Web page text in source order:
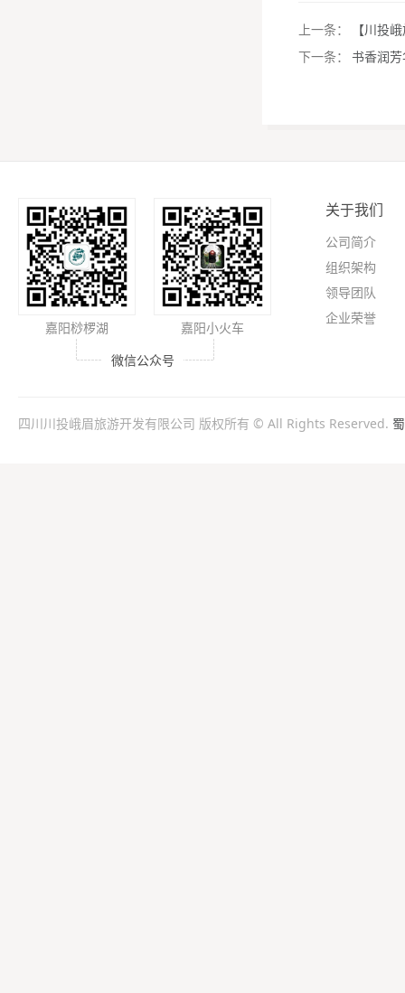
上一条：
【川投
下一条：
书香润
微信公众号
嘉阳桫椤湖 嘉阳小火车
关于我们
公司简介
组织架构
领导团队
企业荣誉
四川川投峨眉旅游开发有限公司 版权所有 © All Rights Reserved.